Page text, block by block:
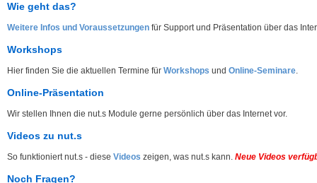
Wie geht das?
Weitere Infos und Voraussetzungen für Support und Präsentation über das
Workshops
Hier finden Sie die aktuellen Termine für Workshops und Online-Seminare.
Online-Präsentation
Wir stellen Ihnen die nut.s Module gerne persönlich über das Internet vor.
Videos zu nut.s
So funktioniert nut.s - diese Videos zeigen, was nut.s kann. Neue Videos
Noch Fragen?